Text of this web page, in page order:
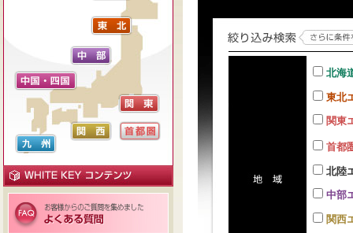
北海
東北
関東
首都
北陸
中部
関西